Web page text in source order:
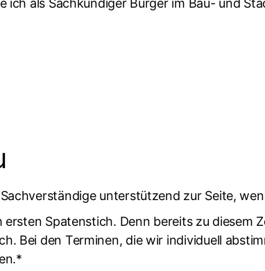
ich als Sachkundiger Bürger im Bau- und
unterstützend zur Seite,
Spatenstich. Denn bereits zu diesem
Bei den Terminen, die wir individuell